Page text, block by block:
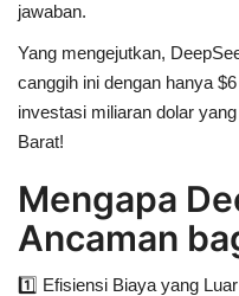
jawaban.
Yang mengejutkan,
canggih ini dengan hanya
investasi miliaran dolar
Barat!
Mengapa
Ancaman
1️⃣ Efisiensi Biaya yang